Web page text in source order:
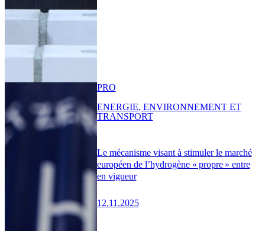
Le mécanisme visant à stimuler le marché
européen de l’hydrogène « propre » entre
en vigueur
12.11.2025
PRO
ENERGIE, ENVIRONNEMENT ET
TRANSPORT